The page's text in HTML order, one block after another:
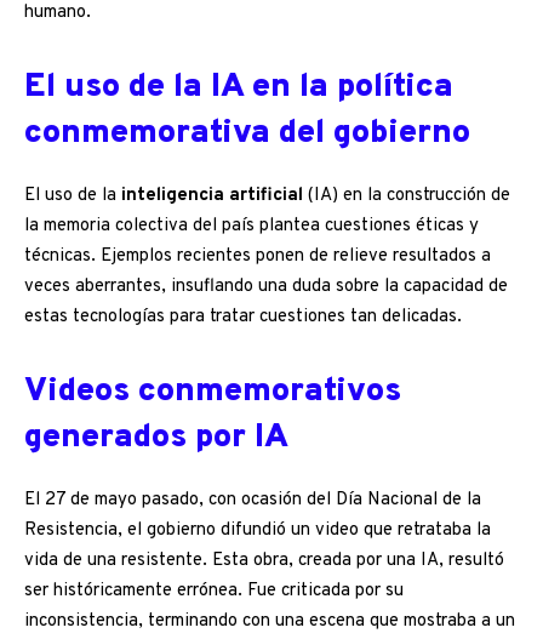
humano.
El uso de la IA en la política
conmemorativa del gobierno
El uso de la inteligencia artificial (IA) en la construcción de
la memoria colectiva del país plantea cuestiones éticas y
técnicas. Ejemplos recientes ponen de relieve resultados a
veces aberrantes, insuflando una duda sobre la capacidad de
estas tecnologías para tratar cuestiones tan delicadas.
Videos conmemorativos
generados por IA
El 27 de mayo pasado, con ocasión del Día Nacional de la
Resistencia, el gobierno difundió un video que retrataba la
vida de una resistente. Esta obra, creada por una IA, resultó
ser históricamente errónea. Fue criticada por su
inconsistencia, terminando con una escena que mostraba a un